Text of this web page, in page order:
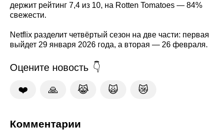
держит рейтинг 7,4 из 10, на Rotten Tomatoes — 84%
свежести.
Netflix разделит четвёртый сезон на две части: первая
выйдет 29 января 2026 года, а вторая — 26 февраля.
Оцените новость
❤️ 🙏 😹 🙀 😿
Комментарии